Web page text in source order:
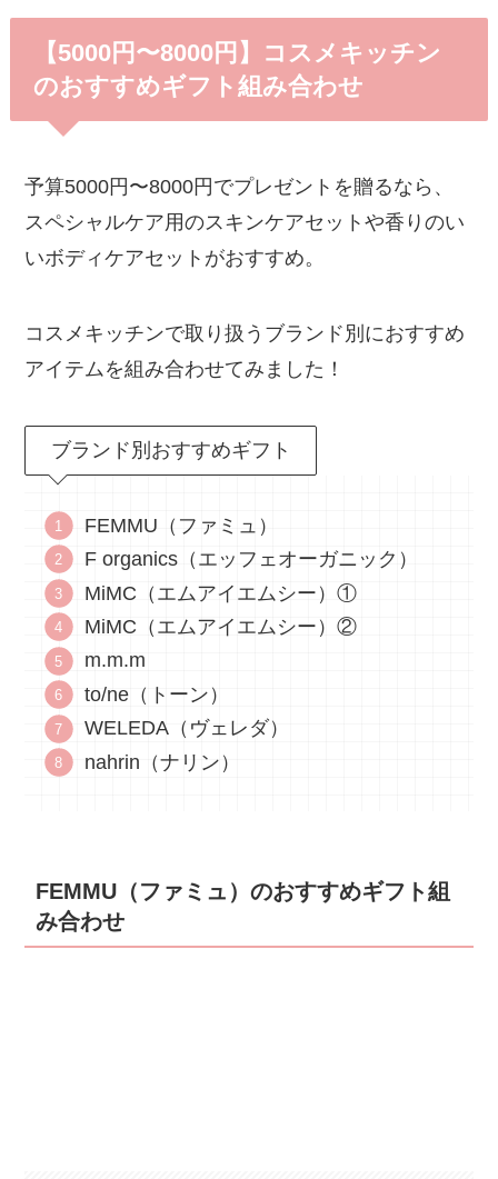
【5000円〜8000円】コスメキッチン
のおすすめギフト組み合わせ
予算5000円〜8000円でプレゼントを贈るなら、
スペシャルケア用のスキンケアセットや香りのい
いボディケアセットがおすすめ。
コスメキッチンで取り扱うブランド別におすすめ
アイテムを組み合わせてみました！
ブランド別おすすめギフト
FEMMU（ファミュ）
F organics（エッフェオーガニック）
MiMC（エムアイエムシー）①
MiMC（エムアイエムシー）②
m.m.m
to/ne（トーン）
WELEDA（ヴェレダ）
nahrin（ナリン）
FEMMU（ファミュ）のおすすめギフト組
み合わせ